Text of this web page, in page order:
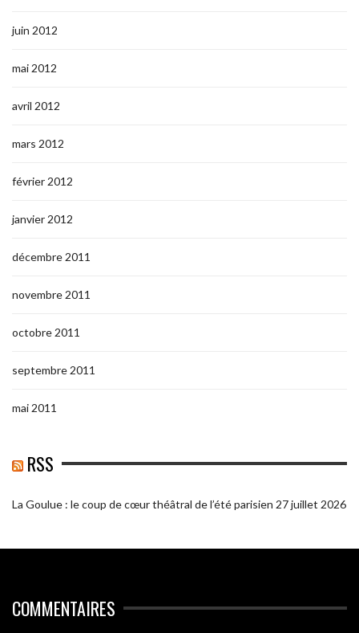
juin 2012
mai 2012
avril 2012
mars 2012
février 2012
janvier 2012
décembre 2011
novembre 2011
octobre 2011
septembre 2011
mai 2011
RSS
La Goulue : le coup de cœur théâtral de l’été parisien 27 juillet 2026
COMMENTAIRES